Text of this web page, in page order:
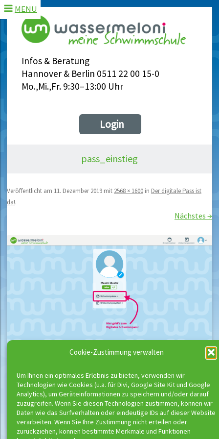
Cookie-Zustimmung verwalten
Um Ihnen ein optimales Erlebnis zu bieten, verwenden wir
Technologien wie Cookies (u.a. für Divi, Google Site Kit und Google
Analytics), um Geräteinformationen zu speichern und/oder darauf
zuzugreifen. Wenn Sie diesen Technologien zustimmen, können wir
Daten wie das Surfverhalten oder eindeutige IDs auf dieser Website
verarbeiten. Wenn Sie Ihre Zustimmung nicht erteilen oder
zurückziehen, können bestimmte Merkmale und Funktionen
Infos & Beratung
Hannover & Berlin 0511 22 00 15-0
Mo.,Mi.,Fr. 9:30–13:00 Uhr
MENU
Login
pass_einstieg
Veröffentlicht am 11. Dezember 2019 mit 2568 × 1600 in Der digitale Pass ist
da!.
Nächstes →
Klickt hier auf den Button „Schwimmpässe“ unter dem
Profilbild eures Kindes um zu dem Schwimmpass zu
gelangen.